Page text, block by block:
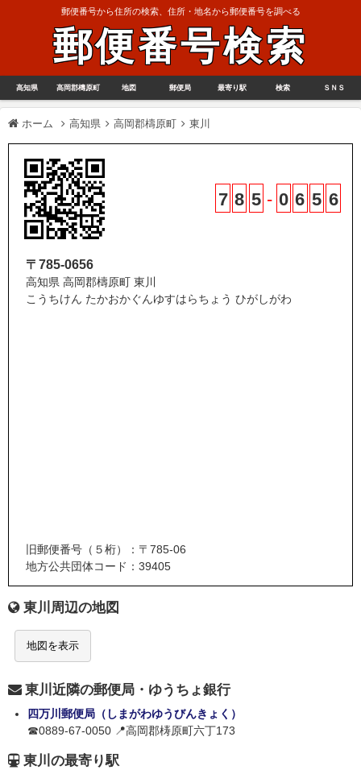
郵便番号から住所の検索、住所・地名から郵便番号を調べる
郵便番号検索
高知県 高岡郡檮原町 地図 郵便局 最寄り駅 検索 ＳＮＳ
ホーム 高知県 高岡郡檮原町 東川
7 8 5 - 0 6 5 6
〒785-0656
高知県 高岡郡檮原町 東川
こうちけん たかおかぐんゆすはらちょう ひがしがわ
旧郵便番号（５桁）：〒785-06
地方公共団体コード：39405
東川周辺の地図
地図を表示
東川近隣の郵便局・ゆうちょ銀行
四万川郵便局（しまがわゆうびんきょく）
☎0889-67-0050 📍高岡郡梼原町六丁173
東川の最寄り駅